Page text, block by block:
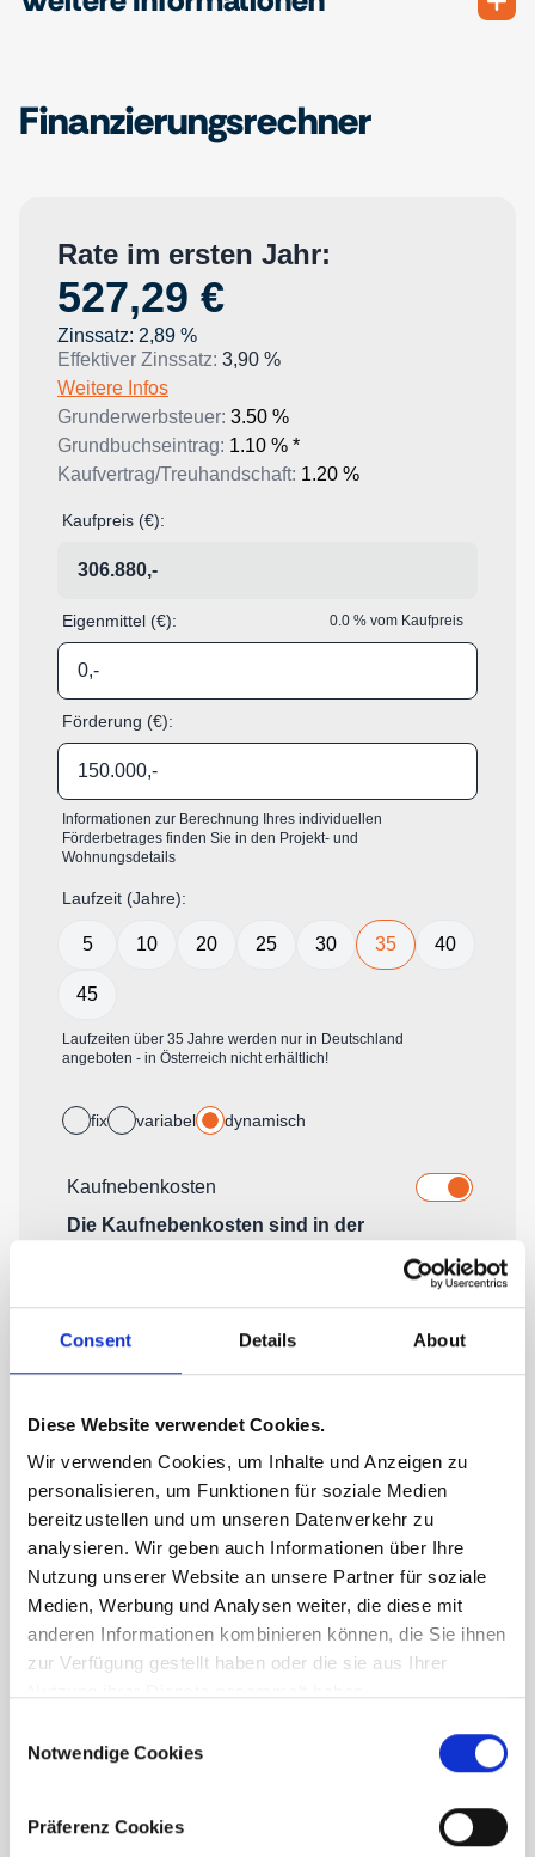
Consent Details About
Diese Website verwendet Cookies.
Wir verwenden Cookies, um Inhalte und Anzeigen zu
personalisieren, um Funktionen für soziale Medien
bereitzustellen und um unseren Datenverkehr zu
analysieren. Wir geben auch Informationen über Ihre
Nutzung unserer Website an unsere Partner für soziale
Medien, Werbung und Analysen weiter, die diese mit
anderen Informationen kombinieren können, die Sie ihnen
zur Verfügung gestellt haben oder die sie aus Ihrer
Selection
Notwendige Cookies
Präferenz Cookies
Finanzierungsrechner